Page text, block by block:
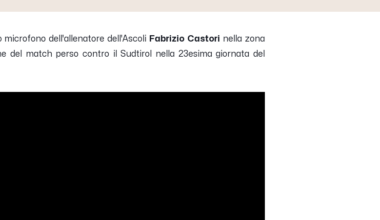
dell'allenatore dell'Ascoli Fabrizio Castori nella zona
del match perso contro il Sudtirol nella 23esima giornata del